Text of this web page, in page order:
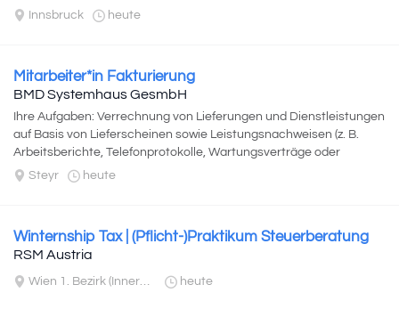
Innsbruck
heute
Mitarbeiter*in Fakturierung
BMD Systemhaus GesmbH
Ihre Aufgaben: Verrechnung von Lieferungen und Dienstleistungen
auf Basis von Lieferscheinen sowie Leistungsnachweisen (z. B.
Arbeitsberichte, Telefonprotokolle, Wartungsverträge oder
Verkaufsaufträge...
Steyr heute
Winternship Tax | (Pflicht-)Praktikum Steuerberatung
RSM Austria
Wien 1. Bezirk (Innere Stadt) heute